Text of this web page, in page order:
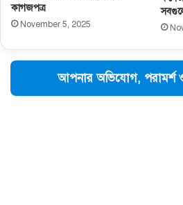
কাগজপত্র
November 5, 2025
আপনার অভিযোগ, পরামর্শ